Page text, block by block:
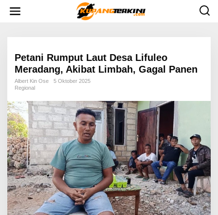
Petani Rumput Laut Desa Lifuleo
Meradang, Akibat Limbah, Gagal Panen
Albert Kin Ose
5 Oktober 2025
Regional